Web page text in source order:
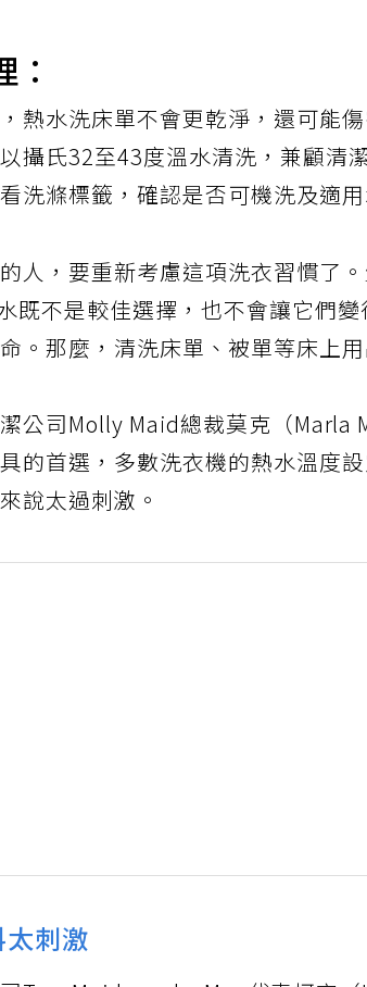
熱水洗床單不會更乾淨，還可能傷
攝氏32至43度溫水清洗，兼顧清
洗滌標籤，確認是否可機洗及適用
人，要重新考慮這項洗衣習慣了
既不是較佳選擇，也不會讓它們
。那麼，清洗床單、被單等床上
公司Molly Maid總裁莫克（Marla
的首選，多數洗衣機的熱水溫度
說太過刺激。
刺激